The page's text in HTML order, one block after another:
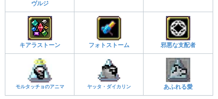
ヴルジ
キアラストーン フォトストーム 邪悪な支配者
モルタッチョのアニマ ヤッタ・ダイカリン あふれる愛